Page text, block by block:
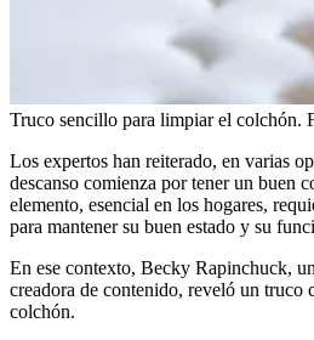
Truco sencillo para limpiar el colchón.
Los expertos han reiterado, en varias
descanso comienza por tener un buen
elemento, esencial en los hogares,
para mantener su buen estado y su
En ese contexto, Becky Rapinchuck,
creadora de contenido, reveló un truco
colchón.